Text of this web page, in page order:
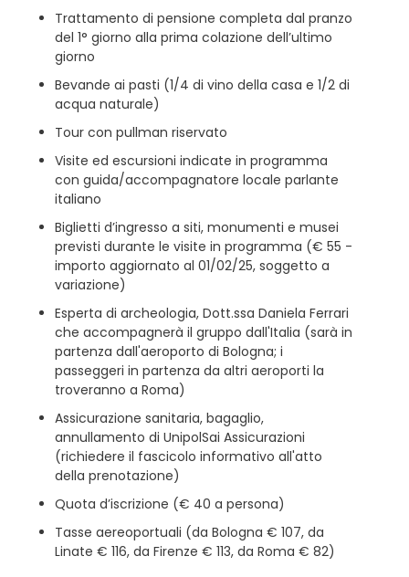
Trattamento di pensione completa dal pranzo
del 1° giorno alla prima colazione dell’ultimo
giorno
Bevande ai pasti (1/4 di vino della casa e 1/2 di
acqua naturale)
Tour con pullman riservato
Visite ed escursioni indicate in programma
con guida/accompagnatore locale parlante
italiano
Biglietti d’ingresso a siti, monumenti e musei
previsti durante le visite in programma (€ 55 -
importo aggiornato al 01/02/25, soggetto a
variazione)
Esperta di archeologia, Dott.ssa Daniela Ferrari
che accompagnerà il gruppo dall'Italia (sarà in
partenza dall'aeroporto di Bologna; i
passeggeri in partenza da altri aeroporti la
troveranno a Roma)
Assicurazione sanitaria, bagaglio,
annullamento di UnipolSai Assicurazioni
(richiedere il fascicolo informativo all'atto
della prenotazione)
Quota d’iscrizione (€ 40 a persona)
Tasse aereoportuali (da Bologna € 107, da
Linate € 116, da Firenze € 113, da Roma € 82)